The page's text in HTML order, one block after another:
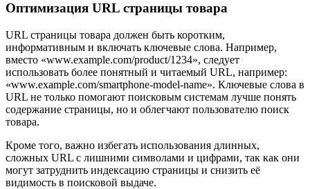
Оптимизация URL страницы товара
URL страницы товара должен быть коротким,
информативным и включать ключевые слова. Например,
вместо «www.example.com/product/1234», следует
использовать более понятный и читаемый URL, например:
«www.example.com/smartphone-model-name». Ключевые слова в
URL не только помогают поисковым системам лучше понять
содержание страницы, но и облегчают пользователю поиск
товара.
Кроме того, важно избегать использования длинных,
сложных URL с лишними символами и цифрами, так как они
могут затруднить индексацию страницы и снизить её
видимость в поисковой выдаче.